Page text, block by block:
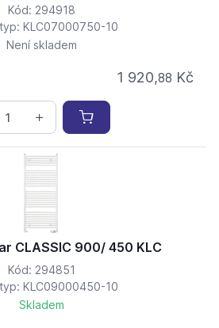
Kód: 294918
KLC07000750-10
Není skladem
1 920,88 Kč
CLASSIC 900/ 450 KLC
Kód: 294851
KLC09000450-10
Skladem